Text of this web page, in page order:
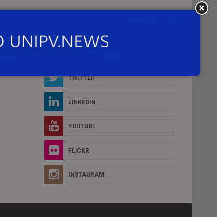
MORE
TWITTER
LINKEDIN
YOUTUBE
FLICKR
INSTAGRAM